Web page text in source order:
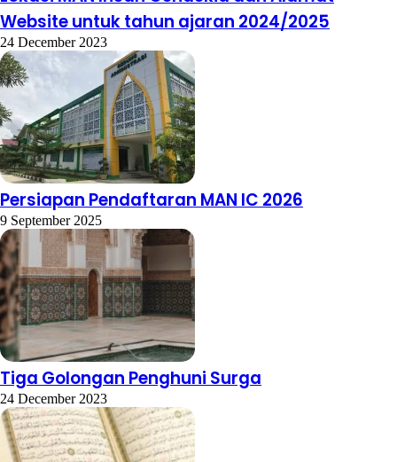
Website untuk tahun ajaran 2024/2025
24 December 2023
Persiapan Pendaftaran MAN IC 2026
9 September 2025
Tiga Golongan Penghuni Surga
24 December 2023